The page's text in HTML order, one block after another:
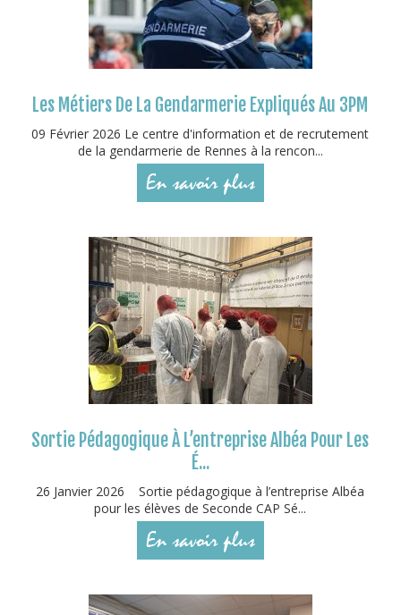
Les Métiers De La Gendarmerie Expliqués Au 3PM
09 Février 2026 Le centre d'information et de recrutement
de la gendarmerie de Rennes à la rencon...
En savoir plus
Sortie Pédagogique À L’entreprise Albéa Pour Les
É...
26 Janvier 2026 Sortie pédagogique à l’entreprise Albéa
pour les élèves de Seconde CAP Sé...
En savoir plus